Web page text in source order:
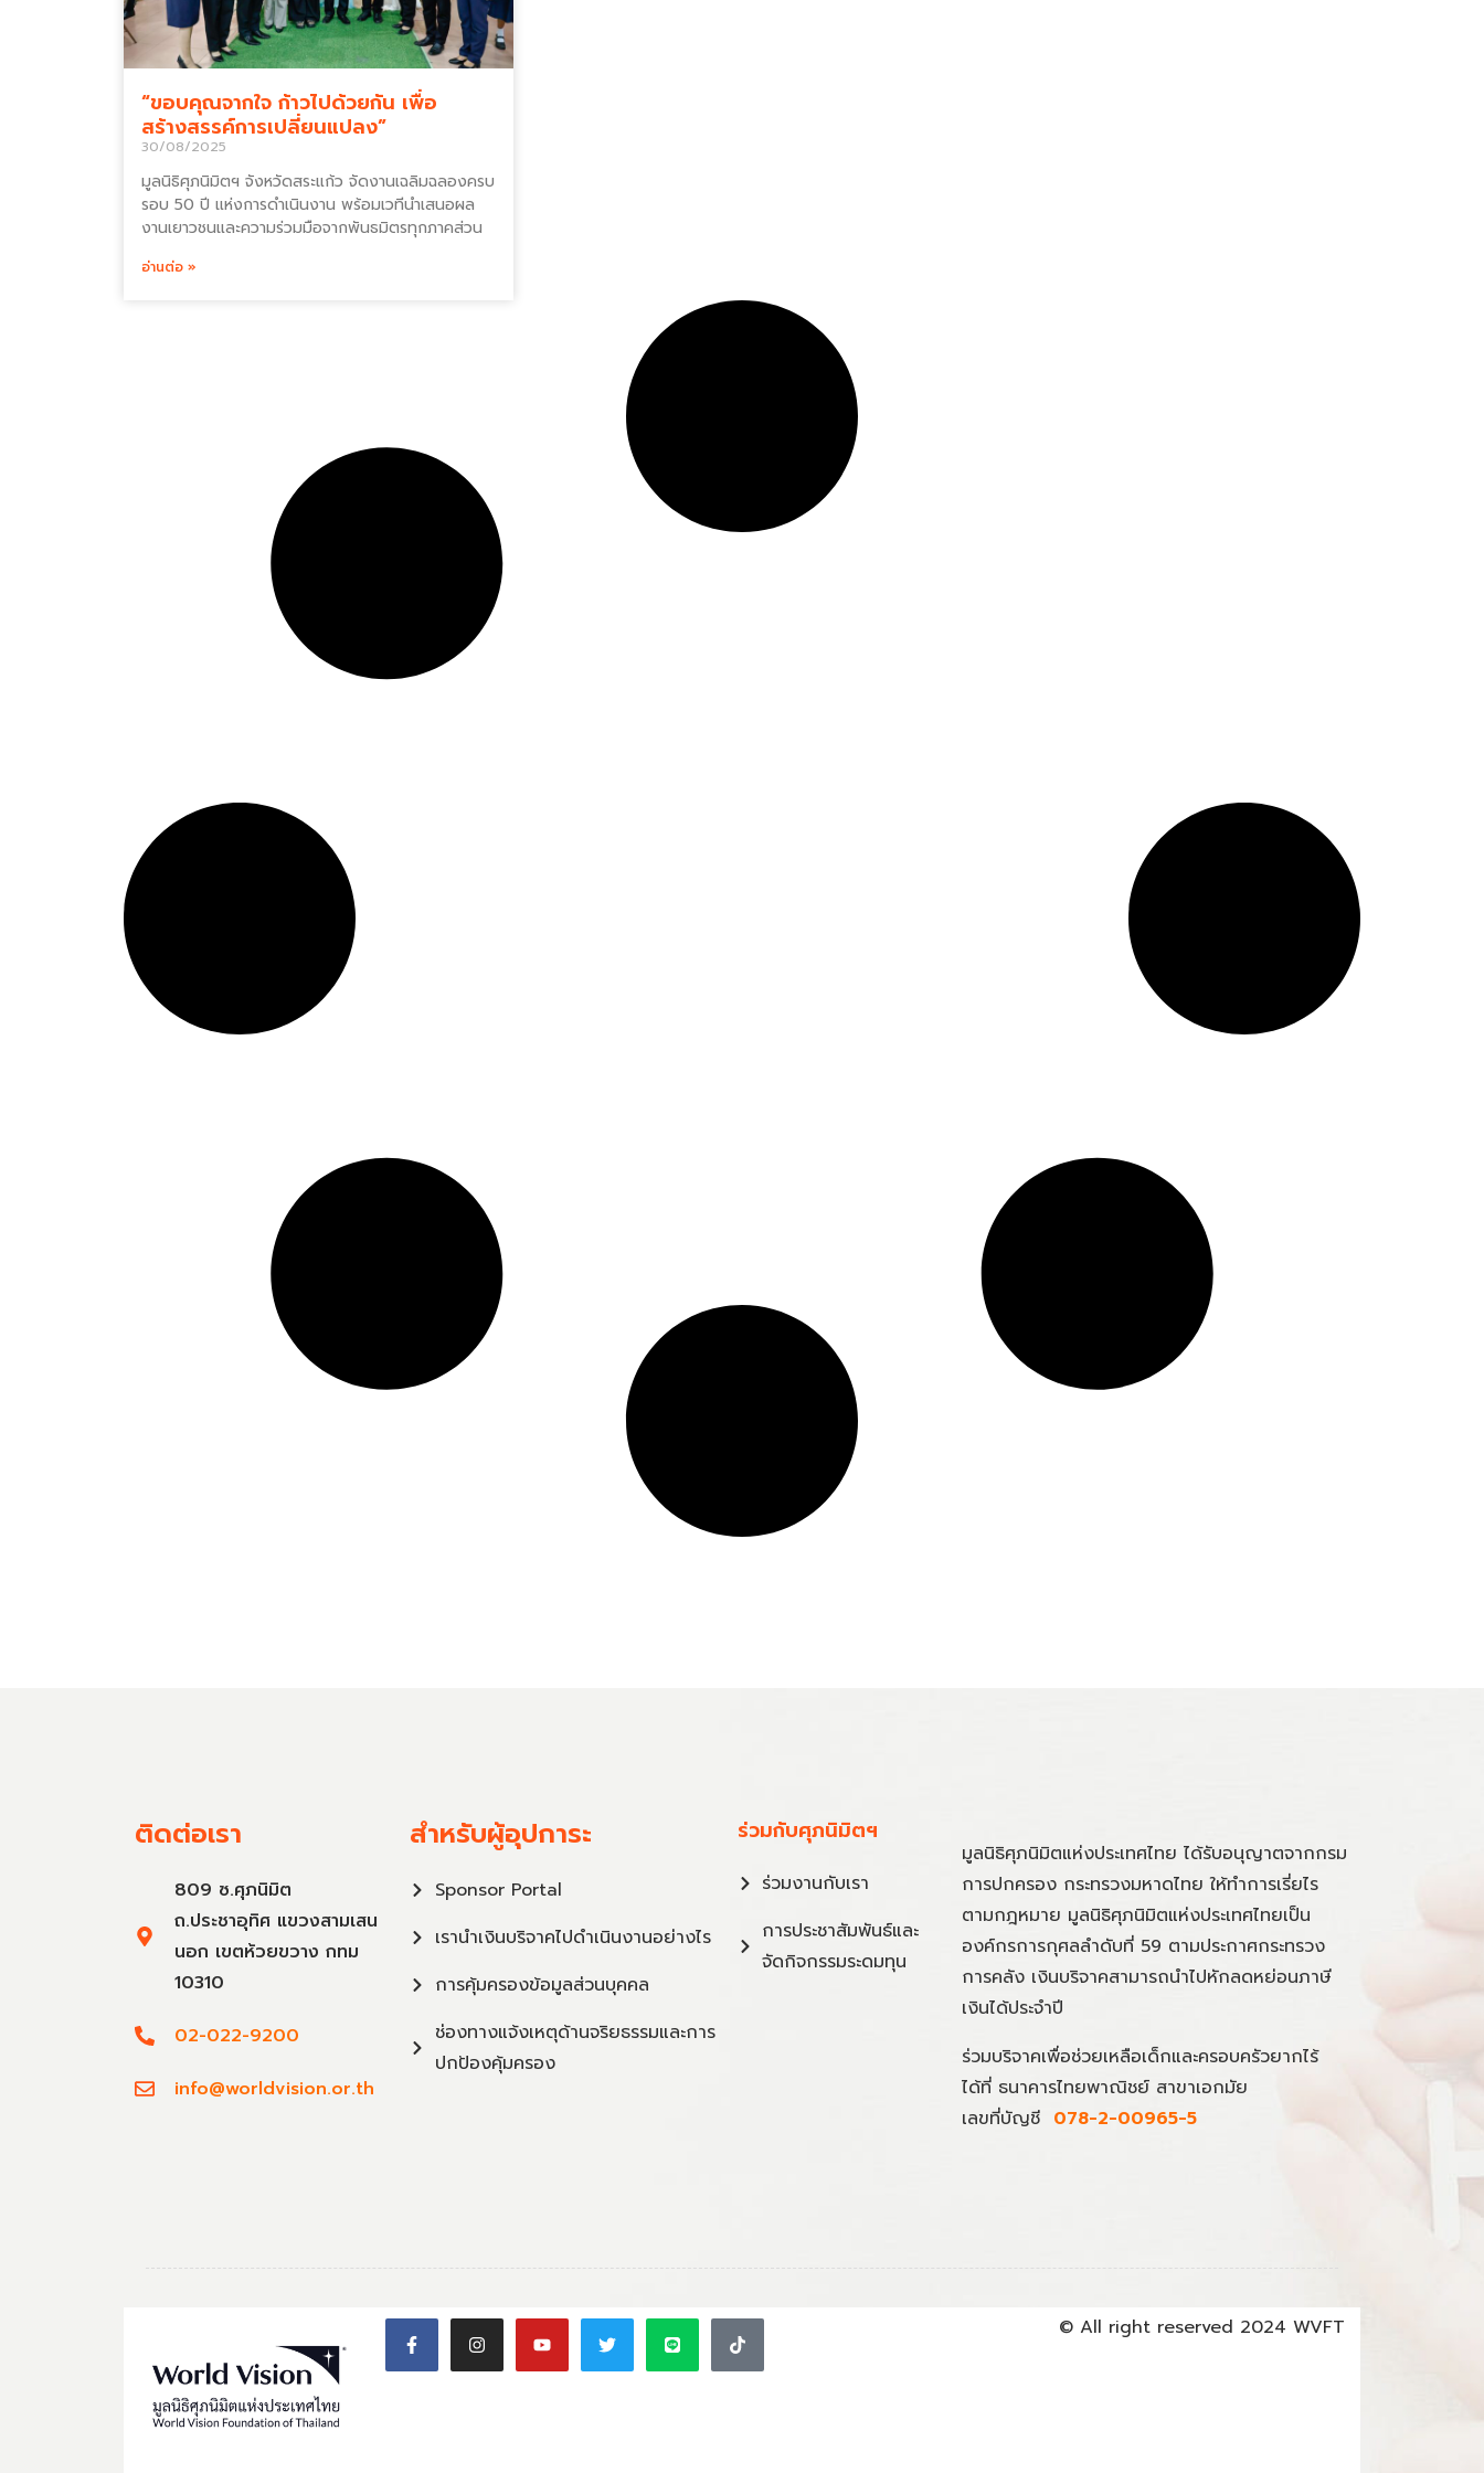
“ขอบคุณจากใจ ก้าวไปด้วยกัน เพื่อ
สร้างสรรค์การเปลี่ยนแปลง”
30/08/2025
มูลนิธิศุภนิมิตฯ จังหวัดสระแก้ว จัดงานเฉลิมฉลองครบ
รอบ 50 ปี แห่งการดำเนินงาน พร้อมเวทีนำเสนอผล
งานเยาวชนและความร่วมมือจากพันธมิตรทุกภาคส่วน
อ่านต่อ »
ติดต่อเรา
809 ซ.ศุภนิมิต
ถ.ประชาอุทิศ แขวงสามเสน
นอก เขตห้วยขวาง กทม
10310
02-022-9200
info@worldvision.or.th
สำหรับผู้อุปการะ
Sponsor Portal
เรานำเงินบริจาคไปดำเนินงานอย่างไร
การคุ้มครองข้อมูลส่วนบุคคล
ช่องทางแจ้งเหตุด้านจริยธรรมและการ
ปกป้องคุ้มครอง
ร่วมกับศุภนิมิตฯ
ร่วมงานกับเรา
การประชาสัมพันธ์และ
จัดกิจกรรมระดมทุน
มูลนิธิศุภนิมิตแห่งประเทศไทย ได้รับอนุญาตจากกรม
การปกครอง กระทรวงมหาดไทย ให้ทำการเรี่ยไร
ตามกฎหมาย มูลนิธิศุภนิมิตแห่งประเทศไทยเป็น
องค์กรการกุศลลำดับที่ 59 ตามประกาศกระทรวง
การคลัง เงินบริจาคสามารถนำไปหักลดหย่อนภาษี
เงินได้ประจำปี
ร่วมบริจาคเพื่อช่วยเหลือเด็กและครอบครัวยากไร้
ได้ที่ ธนาคารไทยพาณิชย์ สาขาเอกมัย
เลขที่บัญชี 078-2-00965-5
© All right reserved 2024 WVFT